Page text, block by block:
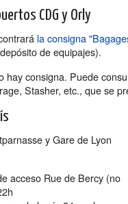
CDG y Orly
la consigna
de equipajes).
hay consigna. Puede
Stasher, etc., que se
y Gare de Lyon
acceso Rue de Bercy (no